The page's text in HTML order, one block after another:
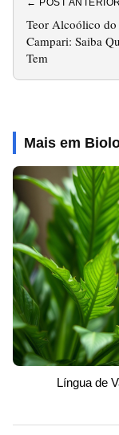
Teor Alcoólico do
Campari: Saiba
Tem
Mais em
Língua de